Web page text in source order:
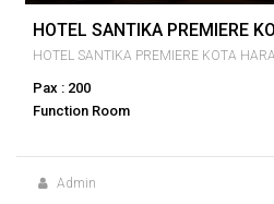
Pax : 200
Function Room
Admin